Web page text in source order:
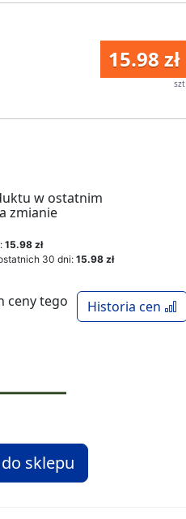
15.98 zł
szt
w ostatnim
zmianie
15.98 zł
30 dni: 15.98 zł
Historia cen
ceny tego
sklepu